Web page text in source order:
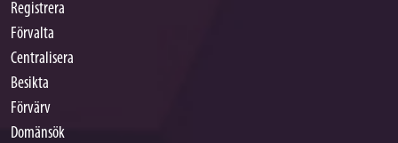
Registrera
Förvalta
Centralisera
Besikta
Förvärv
Domänsök